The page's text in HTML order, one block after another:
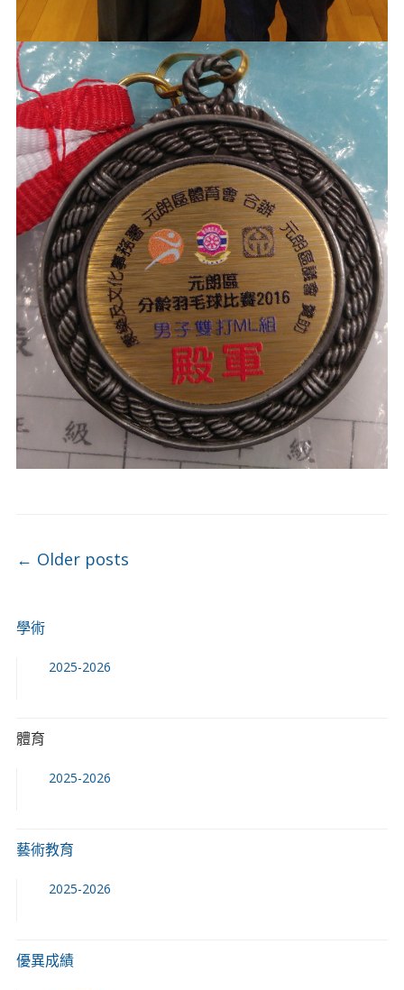
學術
2025-2026
體育
2025-2026
藝術教育
2025-2026
優異成績
Post navigation
← Older posts